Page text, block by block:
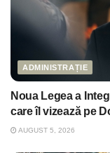
ADMINISTRAȚIE
Noua Legea a
care îl vizează pe
AUGUST 5, 2026